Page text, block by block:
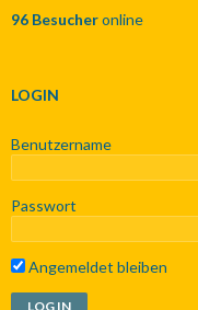
a
96 Besucheronline
LOGIN
Benutzername
Passwort
Angemeldet bleiben